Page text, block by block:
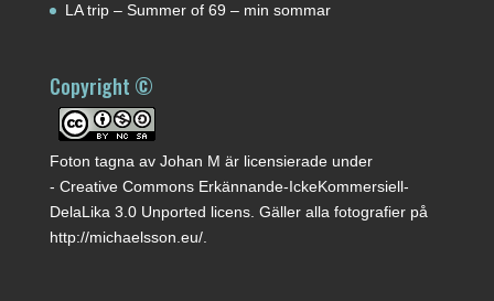
LA trip – Summer of 69 – min sommar
Copyright ©
Foton tagna av Johan M är licensierade under
- Creative Commons Erkännande-IckeKommersiell-
DelaLika 3.0 Unported licens. Gäller alla fotografier på
http://michaelsson.eu/.